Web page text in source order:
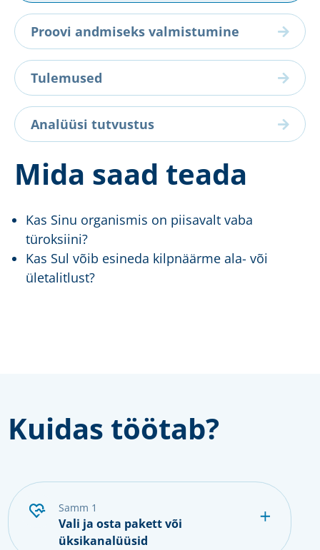
Proovi andmiseks valmistumine
Tulemused
Analüüsi tutvustus
Mida saad teada
Kas Sinu organismis on piisavalt vaba
türoksiini?
Kas Sul võib esineda kilpnäärme ala- või
ületalitlust?
Kuidas töötab?
samm 1
Vali ja osta pakett või
üksikanalüüsid